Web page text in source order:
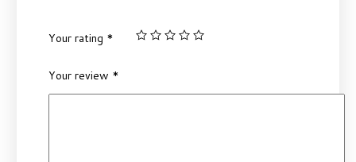
Your rating *
Your review *